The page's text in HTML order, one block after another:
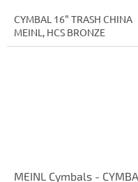
CYMBAL 16" TRASH CHINA
MEINL, HCS BRONZE
MEINL Cymbals -